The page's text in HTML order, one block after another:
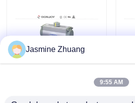
Nouvelles
Demandez un devis
Jasmine Zhuang
9:55 AM